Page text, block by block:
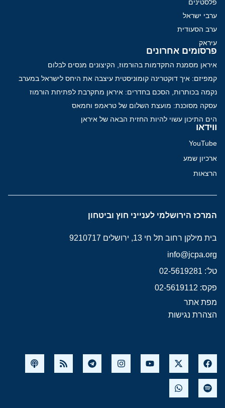
פלסטינים
ערבי ישראל
ערב הסעודית
עיראק
פרסומים אחרונים
איראן מסמנת התקדמות בהורמוז, הקיצונים מנסים לבלום
קמפיזם: איך דוקטרינה קומוניסטית עיצבה את היחס לישראל במערב
נקמה בכותרות, הסכם בחדרים: איראן מתקרבת לפתיחת הורמוז
עסקה מסוכנת: מועצת השלום של טראמפ וחמאס
הים התיכון עשוי להיות החזית הבאה של איראן
ווידאו
YouTube
ארכיון שמע
הרצאות
המרכז הירושלמי לענייני חוץ וביטחון
בית מילקן רחוב תל חי 13, ירושלים 9210717
info@jcpa.org
טל': 02-5619281
פקס: 02-5619112
מפת אתר
הצהרת נגישות